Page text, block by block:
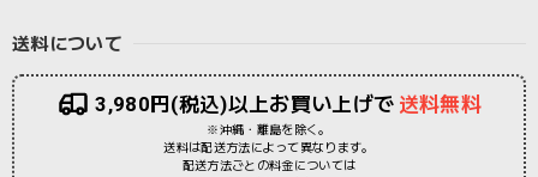
送料について
3,980円(税込)以上お買い上げで 送料無料
※沖縄・離島を除く。
送料は配送方法によって異なります。
配送方法ごとの料金については